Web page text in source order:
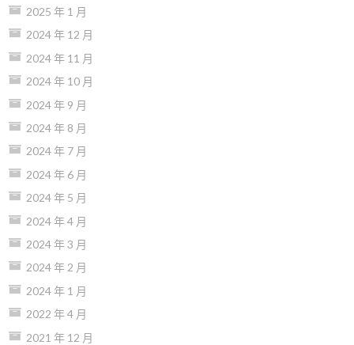
2025 年 1 月
2024 年 12 月
2024 年 11 月
2024 年 10 月
2024 年 9 月
2024 年 8 月
2024 年 7 月
2024 年 6 月
2024 年 5 月
2024 年 4 月
2024 年 3 月
2024 年 2 月
2024 年 1 月
2022 年 4 月
2021 年 12 月